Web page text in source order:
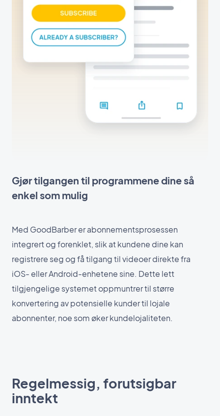
Gjør tilgangen til programmene dine så
enkel som mulig
Med GoodBarber er abonnementsprosessen
integrert og forenklet, slik at kundene dine kan
registrere seg og få tilgang til videoer direkte fra
iOS- eller Android-enhetene sine. Dette lett
tilgjengelige systemet oppmuntrer til større
konvertering av potensielle kunder til lojale
abonnenter, noe som øker kundelojaliteten.
Regelmessig, forutsigbar
inntekt